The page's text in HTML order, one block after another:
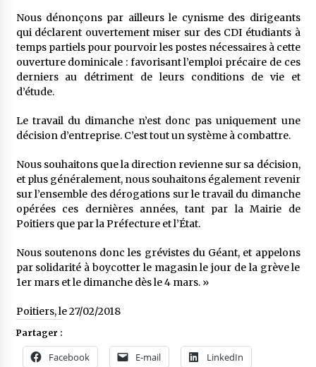
Nous dénonçons par ailleurs le cynisme des dirigeants
qui déclarent ouvertement miser sur des CDI étudiants à
temps partiels pour pourvoir les postes nécessaires à cette
ouverture dominicale : favorisant l’emploi précaire de ces
derniers au détriment de leurs conditions de vie et
d’étude.
Le travail du dimanche n’est donc pas uniquement une
décision d’entreprise. C’est tout un système à combattre.
Nous souhaitons que la direction revienne sur sa décision,
et plus généralement, nous souhaitons également revenir
sur l’ensemble des dérogations sur le travail du dimanche
opérées ces dernières années, tant par la Mairie de
Poitiers que par la Préfecture et l’État.
Nous soutenons donc les grévistes du Géant, et appelons
par solidarité à boycotter le magasin le jour de la grève le
1er mars et le dimanche dès le 4 mars. »
Poitiers, le 27/02/2018
Partager :
Facebook E-mail LinkedIn